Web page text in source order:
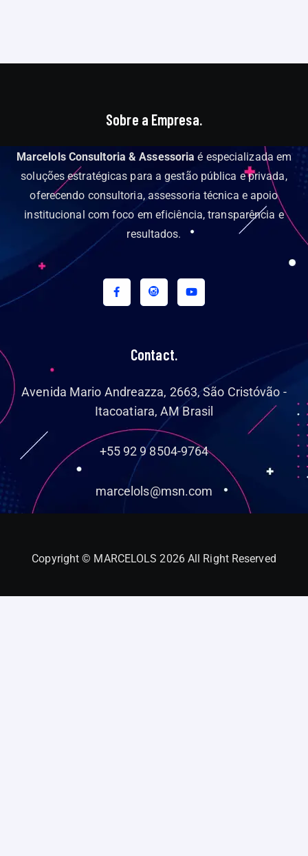
Sobre a Empresa.
Marcelols Consultoria & Assessoria é especializada em
soluções estratégicas para a gestão pública e privada,
oferecendo consultoria, assessoria técnica e apoio
institucional com foco em eficiência, transparência e
resultados.
Contact.
Avenida Mario Andreazza, 2663, São Cristóvão -
Itacoatiara, AM Brasil
+55 92 9 8504-9764
marcelols@msn.com
Copyright © MARCELOLS 2026 All Right Reserved